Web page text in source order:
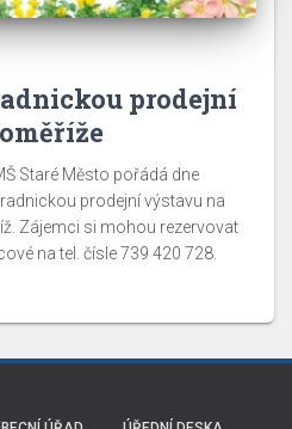
prodejní
Staré Město pořádá dne
prodejní výstavu na
Zájemci si mohou rezervovat
na tel. čísle 739 420 728.